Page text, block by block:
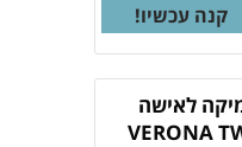
קנה עכשיו!
לאישה
VERONA